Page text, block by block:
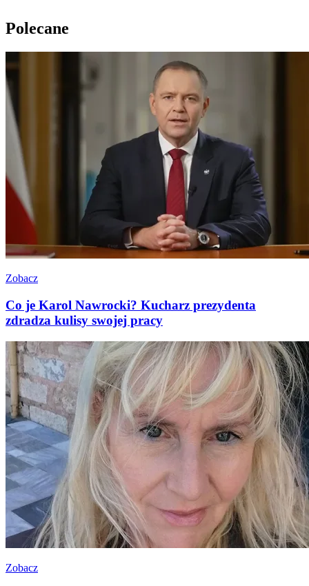
Polecane
Zobacz
Co je Karol Nawrocki? Kucharz prezydenta
zdradza kulisy swojej pracy
Zobacz